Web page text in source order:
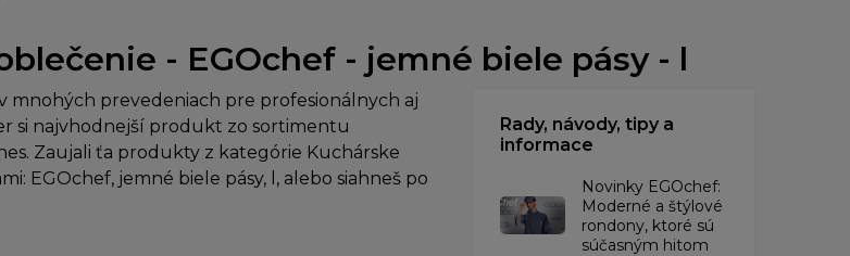
- EGOchef - jemné biele pásy - l
mnohých prevedeniach pre profesionálnych aj
si najvhodnejší produkt zo sortimentu
Zaujali ťa produkty z kategórie Kuchárske
EGOchef, jemné biele pásy, l, alebo siahneš po
Rady, návody, tipy a
informace
Novinky EGOchef:
Moderné a štýlové
rondony, ktoré sú
súčasným hitom